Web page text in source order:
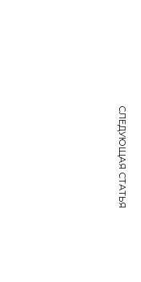
СЛЕДУЮЩАЯ СТАТЬЯ